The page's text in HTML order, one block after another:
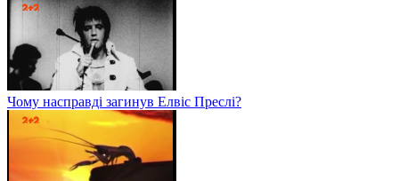
Чому насправді загинув Елвіс Преслі?